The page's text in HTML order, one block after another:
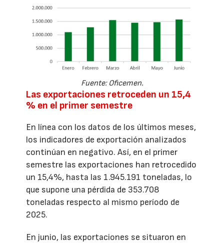
Fuente: Oficemen.
Las exportaciones retroceden un 15,4
% en el primer semestre
En línea con los datos de los últimos meses,
los indicadores de exportación analizados
continúan en negativo. Así, en el primer
semestre las exportaciones han retrocedido
un 15,4%, hasta las 1.945.191 toneladas, lo
que supone una pérdida de 353.708
toneladas respecto al mismo período de
2025.
En junio, las exportaciones se situaron en